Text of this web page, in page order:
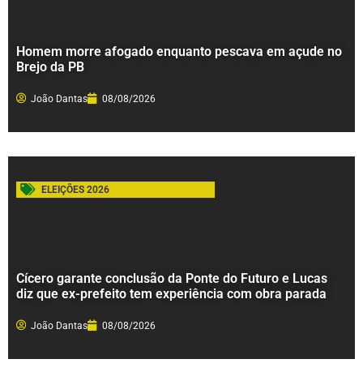
Homem morre afogado enquanto pescava em açude no
Brejo da PB
João Dantas 08/08/2026
ELEIÇÕES 2026
Cícero garante conclusão da Ponte do Futuro e Lucas
diz que ex-prefeito tem experiência com obra parada
João Dantas 08/08/2026